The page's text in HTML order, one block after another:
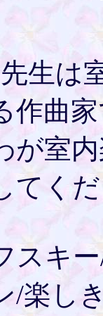
生は
作曲
が室
てく
ー/
き